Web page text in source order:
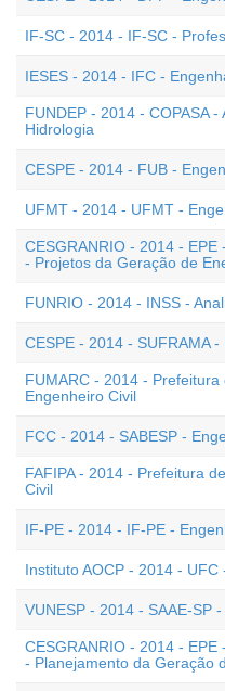
IF-SC - 2014 - IF-SC -
IESES - 2014 - IFC -
FUNDEP - 2014 - COPASA
Hidrologia
CESPE - 2014 - FUB -
UFMT - 2014 - UFMT -
CESGRANRIO - 2014 -
- Projetos da Geração de
FUNRIO - 2014 - INSS -
CESPE - 2014 - SUFRAMA
FUMARC - 2014 -
Engenheiro Civil
FCC - 2014 - SABESP -
FAFIPA - 2014 - Prefeitura
Civil
IF-PE - 2014 - IF-PE -
Instituto AOCP - 2014 - UFC
VUNESP - 2014 - SAAE-SP
CESGRANRIO - 2014 -
- Planejamento da Geração